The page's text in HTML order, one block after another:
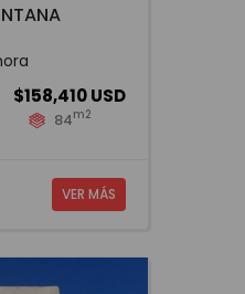
$158,410 USD
84m2
VER MÁS